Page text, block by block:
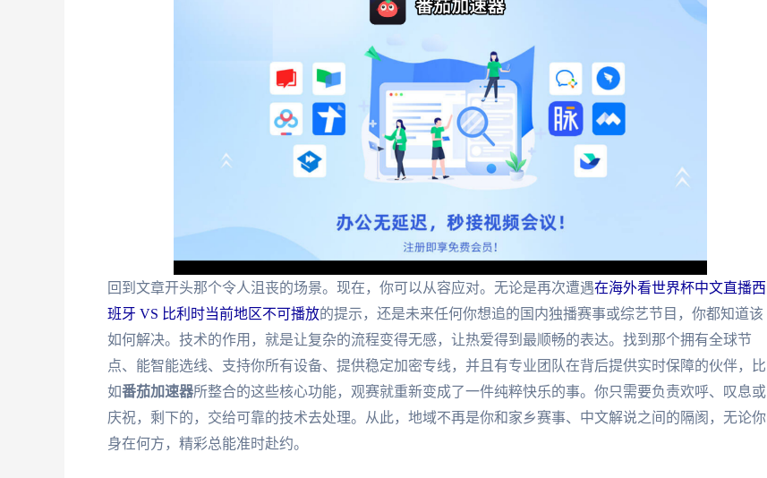
回到文章开头那个令人沮丧的场景。现在，你可以从容应对。无论是再次遭遇在海外看世界杯中文直播西
班牙 VS 比利时当前地区不可播放的提示，还是未来任何你想追的国内独播赛事或综艺节目，你都知道该
如何解决。技术的作用，就是让复杂的流程变得无感，让热爱得到最顺畅的表达。找到那个拥有全球节
点、能智能选线、支持你所有设备、提供稳定加密专线，并且有专业团队在背后提供实时保障的伙伴，比
如番茄加速器所整合的这些核心功能，观赛就重新变成了一件纯粹快乐的事。你只需要负责欢呼、叹息或
庆祝，剩下的，交给可靠的技术去处理。从此，地域不再是你和家乡赛事、中文解说之间的隔阂，无论你
身在何方，精彩总能准时赴约。